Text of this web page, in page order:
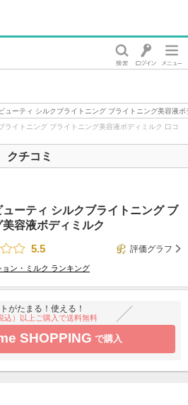
ューティ シルクブライトニング ブライトニング美容液ボ
ライトニング ブライトニング美容液ボディミルク 口コ
クチコミ
ーティ シルクブライトニング ブ
容液ボディミルク
5.5
評価グラフ
ン・ミルク ランキング
がたまる！使える！
込）以上ご購入で送料無料
SHOPPING で購入